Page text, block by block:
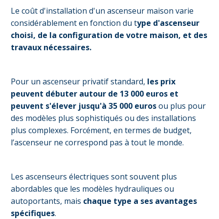
Le coût d'installation d'un ascenseur maison varie
considérablement en fonction du type d'ascenseur
choisi, de la configuration de votre maison, et des
travaux nécessaires.
Pour un ascenseur privatif standard, les prix
peuvent débuter autour de 13 000 euros et
peuvent s'élever jusqu'à 35 000 eurosou plus pour
des modèles plus sophistiqués ou des installations
plus complexes. Forcément, en termes de budget,
l’ascenseur ne correspond pas à tout le monde.
Les ascenseurs électriques sont souvent plus
abordables que les modèles hydrauliques ou
autoportants, mais chaque type a ses avantages
spécifiques.